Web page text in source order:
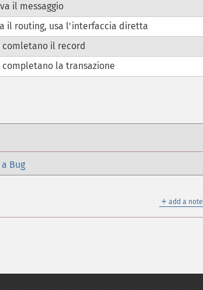
il messaggio
il routing, usa l'interfaccia diretta
comletano il record
la transazione
Bug
＋ add a note